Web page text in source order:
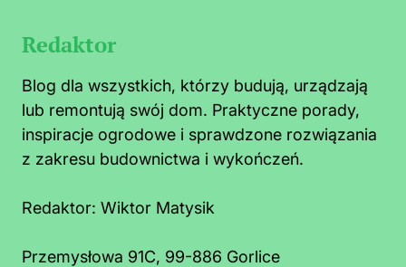
Redaktor
Blog dla wszystkich, którzy budują, urządzają
lub remontują swój dom. Praktyczne porady,
inspiracje ogrodowe i sprawdzone rozwiązania
z zakresu budownictwa i wykończeń.
Redaktor: Wiktor Matysik
Przemysłowa 91C, 99-886 Gorlice